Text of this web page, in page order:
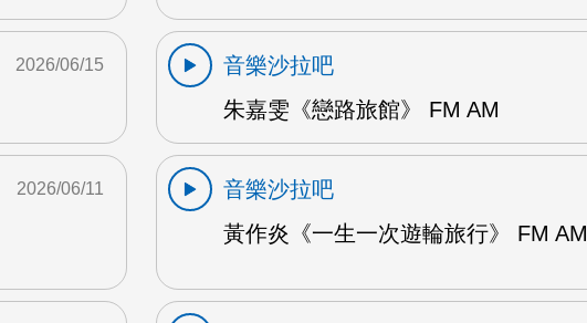
2026/06/15
音樂沙拉吧
朱嘉雯《戀路旅館》 FM AM
2026/06/11
音樂沙拉吧
黃作炎《一生一次遊輪旅行》 FM AM